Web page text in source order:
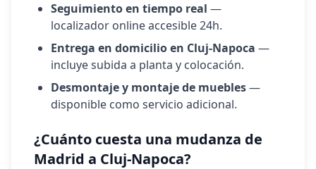
Seguimiento en tiempo real —
localizador online accesible 24h.
Entrega en domicilio en Cluj-Napoca —
incluye subida a planta y colocación.
Desmontaje y montaje de muebles—
disponible como servicio adicional.
¿Cuánto cuesta una mudanza de
Madrid a Cluj-Napoca?